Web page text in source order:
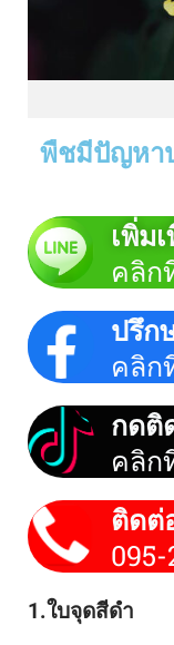
พืชมีปัญหา
เพิ่ม
คลิก
ปรึก
คลิก
กดติ
คลิก
ติดต่
095-
1.ใบจุดสีดำ